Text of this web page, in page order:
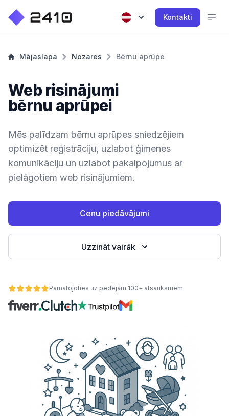
Kontakti
Mājaslapa Nozares Bērnu aprūpe
Web risinājumi
bērnu aprūpei
Mēs palīdzam bērnu aprūpes sniedzējiem
optimizēt reģistrāciju, uzlabot ģimenes
komunikāciju un uzlabot pakalpojumus ar
pielāgotiem web risinājumiem.
Cenu piedāvājumi
Uzzināt vairāk
Pamatojoties uz pēdējām 100+ atsauksmēm